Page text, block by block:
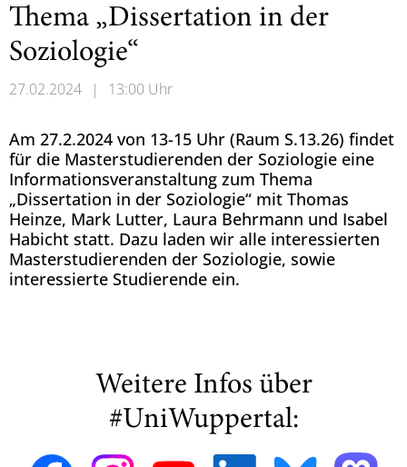
Thema „Dissertation in der
Soziologie“
27.02.2024 | 13:00 Uhr
Am 27.2.2024 von 13-15 Uhr (Raum S.13.26) findet
für die Masterstudierenden der Soziologie eine
Informationsveranstaltung zum Thema
„Dissertation in der Soziologie“ mit Thomas
Heinze, Mark Lutter, Laura Behrmann und Isabel
Habicht statt. Dazu laden wir alle interessierten
Masterstudierenden der Soziologie, sowie
interessierte Studierende ein.
Weitere Infos über
#UniWuppertal: